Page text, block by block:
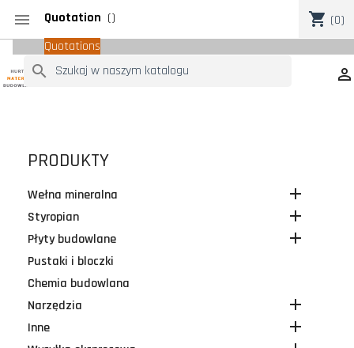
 shopping_cart (0)
Quotation ()
Quotations

search
PRODUKTY
Wełna mineralna 
Styropian 
Płyty budowlane 
Pustaki i bloczki
Chemia budowlana
Narzędzia

Inne 